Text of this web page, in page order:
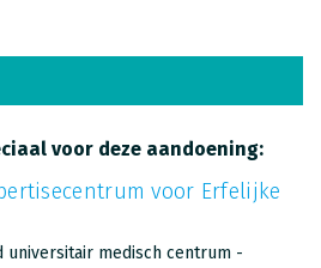
voor deze aandoening:
voor Erfelijke
universitair medisch centrum -